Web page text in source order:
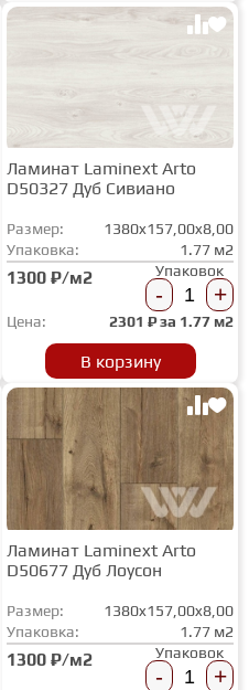
Ламинат Laminext Arto
D50327 Дуб Сивиано
Размер:
1380x157,00x8,00
Упаковка:
1.77 м2
1300 ₽/м2 Упаковок
- +
Цена: 2301 ₽ за 1.77 м2
В корзину
Ламинат Laminext Arto
D50677 Дуб Лоусон
Размер:
1380x157,00x8,00
Упаковка:
1.77 м2
1300 ₽/м2 Упаковок
- +